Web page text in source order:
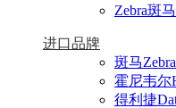
Zebra斑
进口品牌
斑马
霍尼韦尔
得利捷